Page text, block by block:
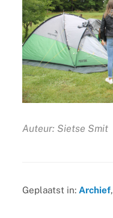
Auteur: Sietse Smit
Geplaatst in: Archief,